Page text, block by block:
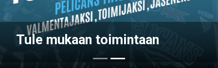
Tule mukaan pelaamaan